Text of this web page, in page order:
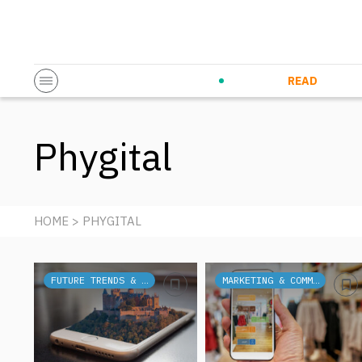
READ
Phygital
HOME > PHYGITAL
FUTURE TRENDS & TECH MARKETING & COMMUNICATION